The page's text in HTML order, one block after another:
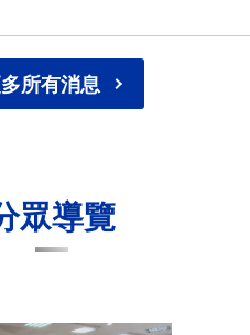
所有消息
眾導覽